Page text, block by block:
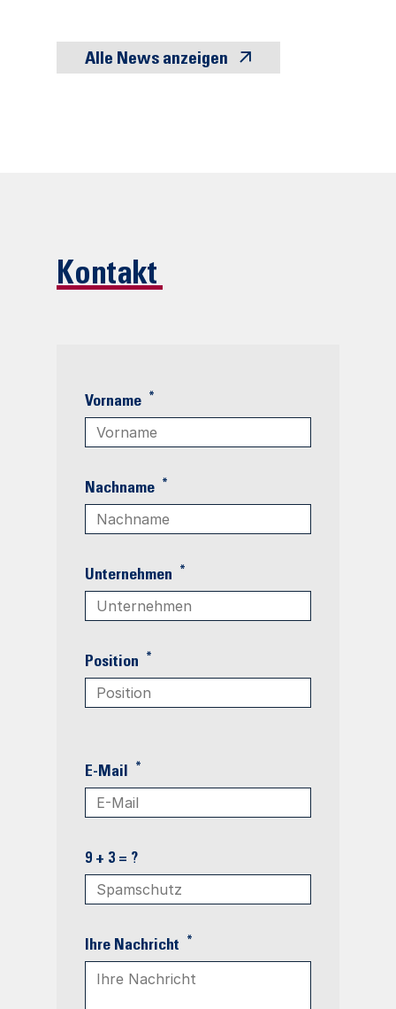
Alle News anzeigen
Kontakt
Vorname *
Nachname *
Unternehmen *
Position *
E-Mail *
9 + 3 = ?
Ihre Nachricht *